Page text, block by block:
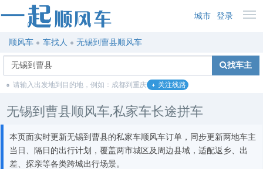
城市 登录
顺风车 车找人 无锡到曹县顺风车
找车主
请输入出发地到目的地，例如：成都到重庆 关注线路
无锡到曹县顺风车,私家车长途拼车
本页面实时更新无锡到曹县的私家车顺风车订单，同步更新两地车主
当日、隔日的出行计划，覆盖两市城区及周边县域，适配返乡、出
差、探亲等各类跨城出行场景。